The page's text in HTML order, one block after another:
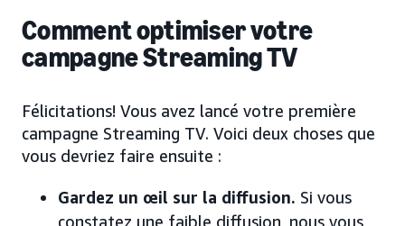
Comment optimiser votre
campagne Streaming TV
Félicitations! Vous avez lancé votre première
campagne Streaming TV. Voici deux choses que
vous devriez faire ensuite :
Gardez un œil sur la diffusion. Si vous
constatez une faible diffusion, nous vous